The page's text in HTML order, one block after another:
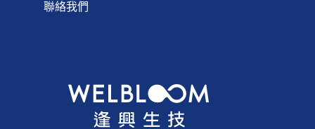
聯絡我們